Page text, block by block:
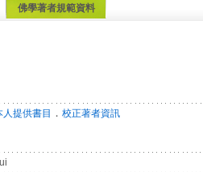
佛學著者規範資料
人提供書目 ． 校正著者資訊